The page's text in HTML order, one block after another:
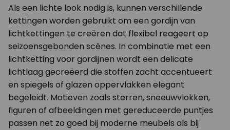
Als een lichte look nodig is, kunnen verschillende
kettingen worden gebruikt om een gordijn van
lichtkettingen te creëren dat flexibel reageert op
seizoensgebonden scènes. In combinatie met een
lichtketting voor gordijnen wordt een delicate
lichtlaag gecreëerd die stoffen zacht accentueert
en spiegels of glazen oppervlakken elegant
begeleidt. Motieven zoals sterren, sneeuwvlokken,
figuren of afbeeldingen met gereduceerde puntjes
passen net zo goed bij moderne meubels als bij